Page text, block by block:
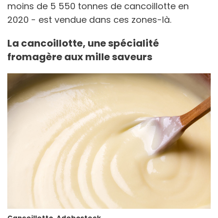
moins de 5 550 tonnes de cancoillotte en
2020 - est vendue dans ces zones-là.
La cancoillotte, une spécialité
fromagère aux mille saveurs